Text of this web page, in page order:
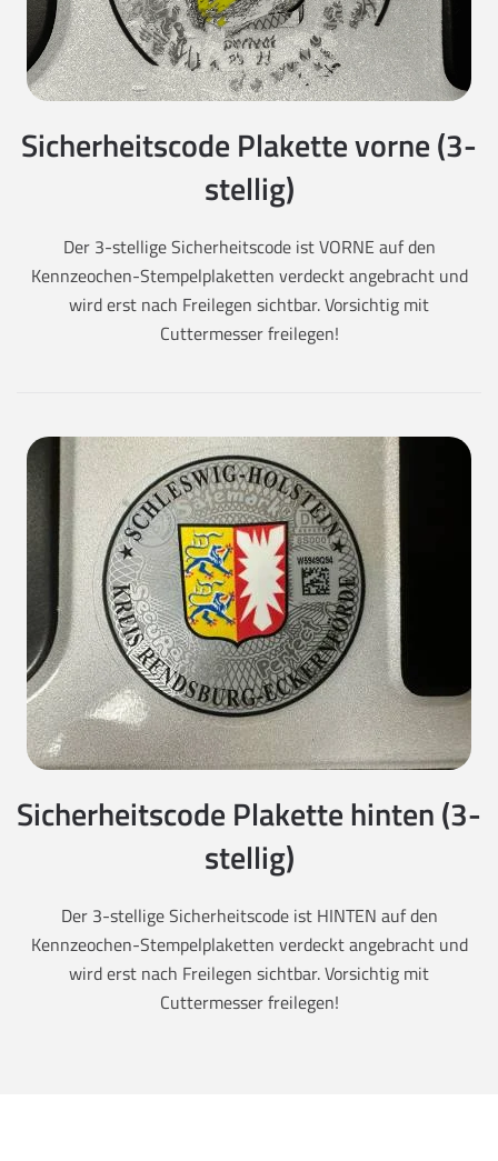
Sicherheitscode Plakette vorne (3-
stellig)
Der 3-stellige Sicherheitscode ist VORNE auf den
Kennzeochen-Stempelplaketten verdeckt angebracht und
wird erst nach Freilegen sichtbar. Vorsichtig mit
Cuttermesser freilegen!
Sicherheitscode Plakette hinten (3-
stellig)
Der 3-stellige Sicherheitscode ist HINTEN auf den
Kennzeochen-Stempelplaketten verdeckt angebracht und
wird erst nach Freilegen sichtbar. Vorsichtig mit
Cuttermesser freilegen!